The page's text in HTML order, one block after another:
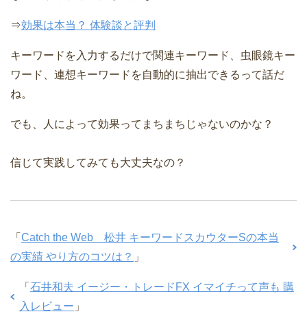
⇒効果は本当？ 体験談と評判
キーワードを入力するだけで関連キーワード、虫眼鏡キー
ワード、連想キーワードを自動的に抽出できるって話だ
ね。
でも、人によって効果ってまちまちじゃないのかな？
信じて実践してみても大丈夫なの？
「 Catch the Web 松井 キーワードスカウターSの本当
の実績 やり方のコツは？ 」
「 石井和夫 イージー・トレードFX イマイチって声も 購
入レビュー 」